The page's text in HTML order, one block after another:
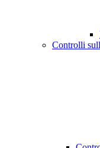
Controlli